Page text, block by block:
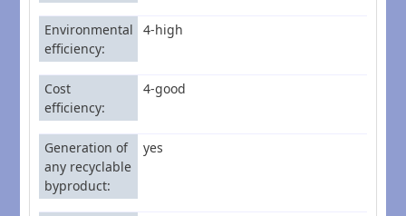
Environmental
efficiency
4-high
Cost
efficiency
4-good
Generation of
any recyclable
byproduct
yes